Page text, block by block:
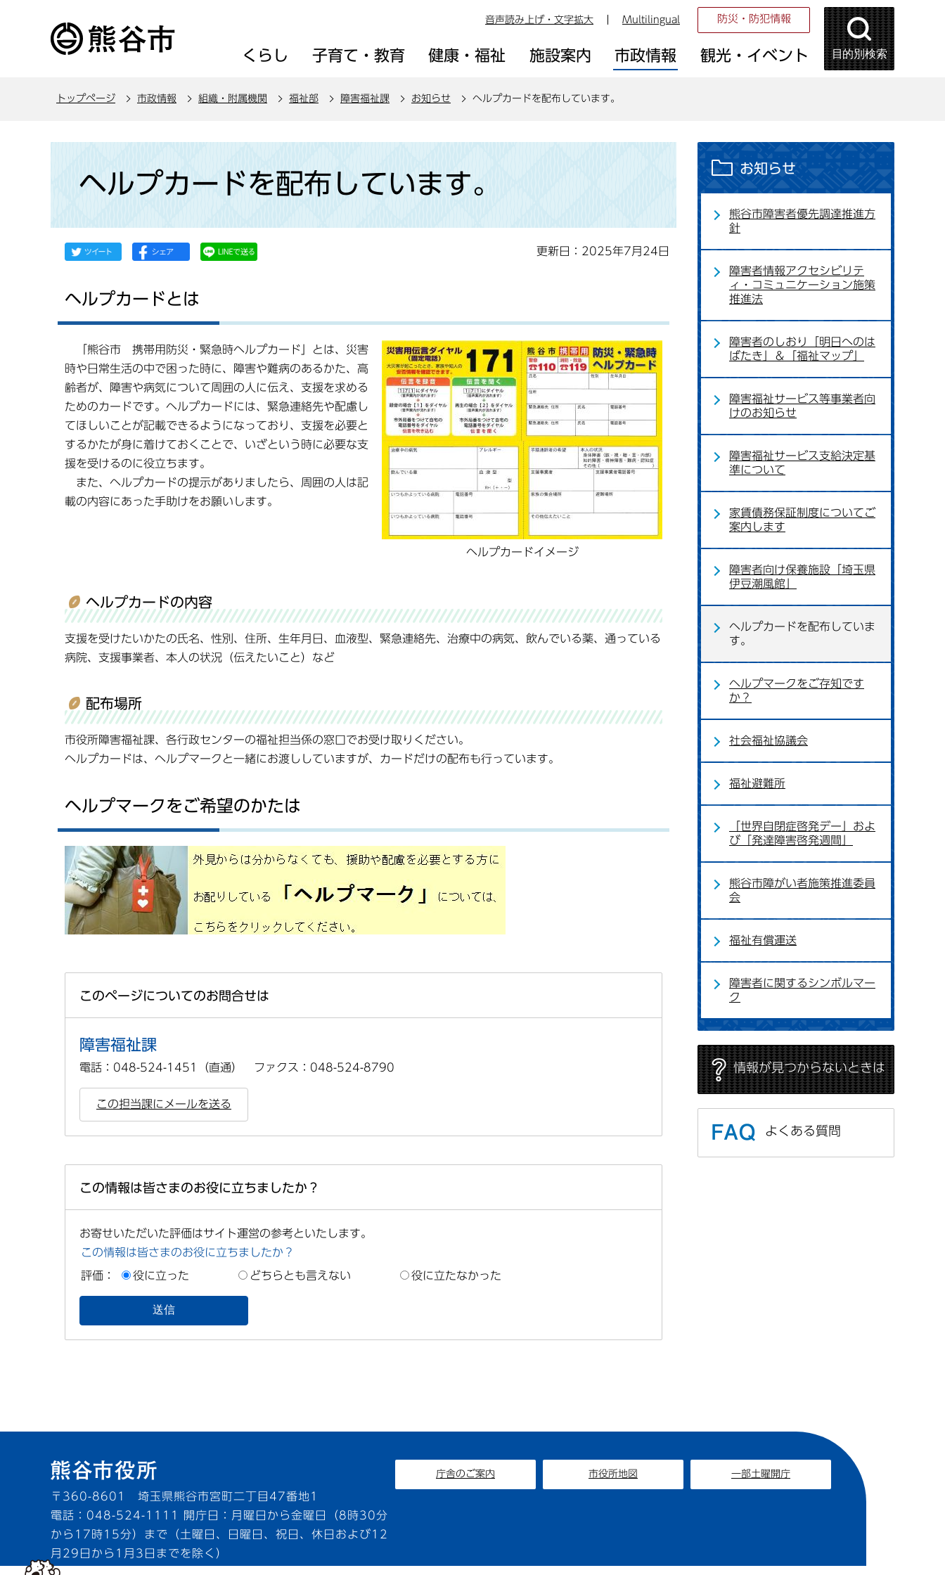
音声読み上げ・文字拡大 Multilingual 防災・防犯情報
くらし 子育て・教育 健康・福祉 施設案内 市政情報 観光・イベント 目的別検索
トップページ 市政情報 組織・附属機関 福祉部 障害福祉課 お知らせ ヘルプカードを配布しています。
か
ヘルプカードを配布しています。
更新日：2025年7月24日
ヘルプカードとは
ヘルプカードイメージ
「熊谷市 携帯用防災・緊急時ヘルプカード」とは、災害
時や日常生活の中で困った時に、障害や難病のあるかた、高
齢者が、障害や病気について周囲の人に伝え、支援を求める
ためのカードです。ヘルプカードには、緊急連絡先や配慮し
てほしいことが記載できるようになっており、支援を必要と
するかたが身に着けておくことで、いざという時に必要な支
援を受けるのに役立ちます。
また、ヘルプカードの提示がありましたら、周囲の人は記
載の内容にあった手助けをお願いします。
ヘルプカードの内容
支援を受けたいかたの氏名、性別、住所、生年月日、血液型、緊急連絡先、治療中の病気、飲んでいる薬、通っている
病院、支援事業者、本人の状況（伝えたいこと）など
配布場所
市役所障害福祉課、各行政センターの福祉担当係の窓口でお受け取りください。
ヘルプカードは、ヘルプマークと一緒にお渡ししていますが、カードだけの配布も行っています。
ヘルプマークをご希望のかたは
このページについてのお問合せは
障害福祉課
電話：048-524-1451（直通） ファクス：048-524-8790
この担当課にメールを送る
この情報は皆さまのお役に立ちましたか？
お寄せいただいた評価はサイト運営の参考といたします。
この情報は皆さまのお役に立ちましたか？
評価： 役に立った どちらとも言えない 役に立たなかった
お知らせ
熊谷市障害者優先調達推進方
針
障害者情報アクセシビリテ
ィ・コミュニケーション施策
推進法
障害者のしおり「明日へのは
ばたき」＆「福祉マップ」
障害福祉サービス等事業者向
けのお知らせ
障害福祉サービス支給決定基
準について
家賃債務保証制度についてご
案内します
障害者向け保養施設「埼玉県
伊豆潮風館」
ヘルプカードを配布していま
す。
ヘルプマークをご存知です
か？
社会福祉協議会
福祉避難所
「世界自閉症啓発デー」およ
び「発達障害啓発週間」
熊谷市障がい者施策推進委員
会
福祉有償運送
障害者に関するシンボルマー
ク
情報が見つからないときは
よくある質問
〒360-8601 埼玉県熊谷市宮町二丁目47番地1
電話：048-524-1111
開庁日：月曜日から金曜日（8時30分
から17時15分）まで（土曜日、日曜日、祝日、休日および12
月29日から1月3日までを除く）
庁舎のご案内 市役所地図 一部土曜開庁